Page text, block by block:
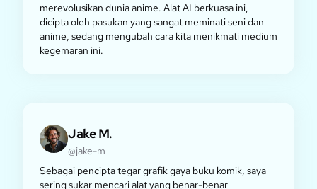
merevolusikan dunia anime. Alat AI berkuasa ini,
dicipta oleh pasukan yang sangat meminati seni dan
anime, sedang mengubah cara kita menikmati medium
kegemaran ini.
Jake M.
@jake-m
Sebagai pencipta tegar grafik gaya buku komik, saya
sering sukar mencari alat yang benar-benar